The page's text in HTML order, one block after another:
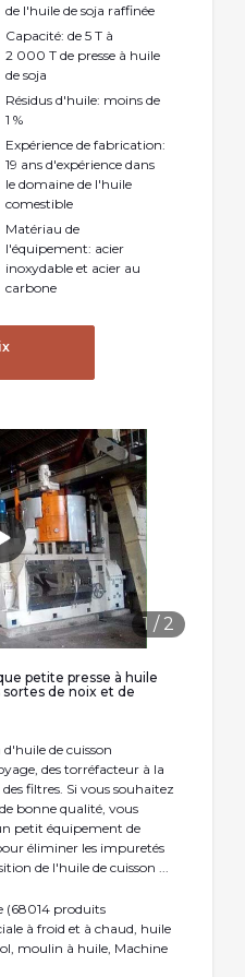
de l'huile de soja raffinée
Capacité: de 5 T à
2 000 T de presse à huile
de soja
Résidus d'huile: moins de
1 %
Expérience de fabrication:
19 ans d'expérience dans
le domaine de l'huile
comestible
Matériau de
l'équipement: acier
inoxydable et acier au
carbone
1 / 2
petite presse à huile
de noix et de
de cuisson
des torréfacteur à la
filtres. Si vous souhaitez
bonne qualité, vous
petit équipement de
éliminer les impuretés
de l'huile de cuisson ...
(68014 produits
à froid et à chaud, huile
moulin à huile, Machine